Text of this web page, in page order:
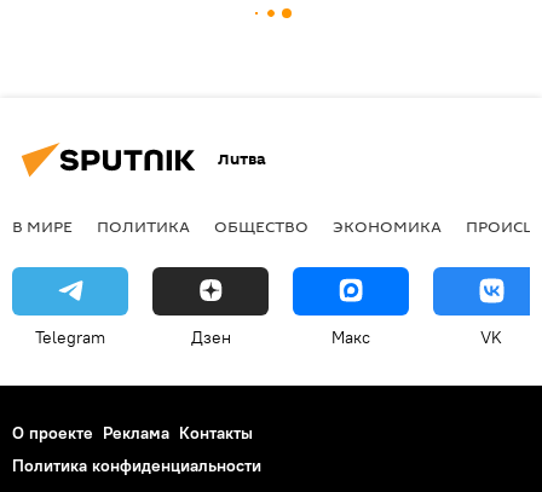
Литва
В МИРЕ ПОЛИТИКА ОБЩЕСТВО ЭКОНОМИКА
Telegram Дзен Макс VK
О проекте Реклама Контакты
Политика конфиденциальности